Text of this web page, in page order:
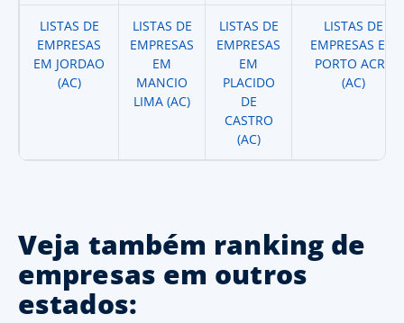
LISTAS DE
EMPRESAS
EM JORDAO
(AC)
LISTAS DE
EMPRESAS
EM
MANCIO
LIMA (AC)
LISTAS DE
EMPRESAS
EM
PLACIDO
DE
CASTRO
(AC)
LISTAS DE
EMPRESAS EM
PORTO ACRE
(AC)
Veja também ranking de
empresas em outros
estados: